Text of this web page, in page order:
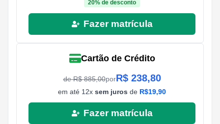
20% de desconto
Fazer matrícula
Cartão de Crédito
de R$885,00porR$ 238,80
em até 12x sem juros de R$19,90
Fazer matrícula